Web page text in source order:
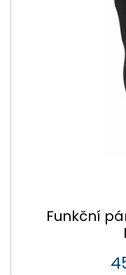
Funkční